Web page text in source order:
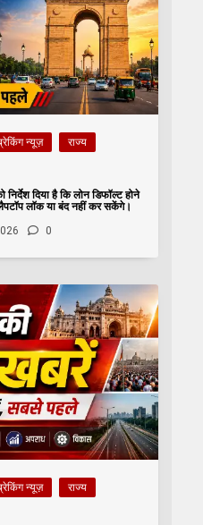
न्यूज़
राज्य
दिया है कि लोन डिफॉल्ट होने
लॉक या बंद नहीं कर सकेंगे।
0
न्यूज़
राज्य